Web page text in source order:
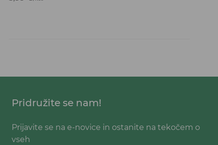
Pridružite se nam!
Prijavite se na e-novice in ostanite na tekočem o
vseh